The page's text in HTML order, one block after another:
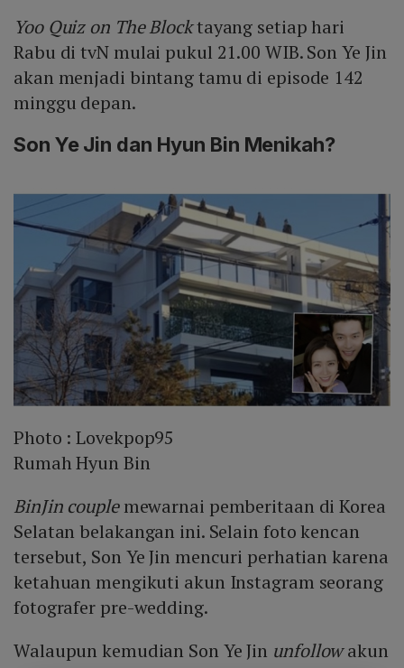
Yoo Quiz on The Blocktayang setiap hari
Rabu di tvN mulai pukul 21.00 WIB. Son Ye Jin
akan menjadi bintang tamu di episode 142
minggu depan.
Son Ye Jin dan Hyun Bin Menikah?
Photo :Lovekpop95
Rumah Hyun Bin
BinJin couplemewarnai pemberitaan di Korea
Selatan belakangan ini. Selain foto kencan
tersebut, Son Ye Jin mencuri perhatian karena
ketahuan mengikuti akun Instagram seorang
fotografer pre-wedding.
Walaupun kemudian Son Ye Jin unfollowakun